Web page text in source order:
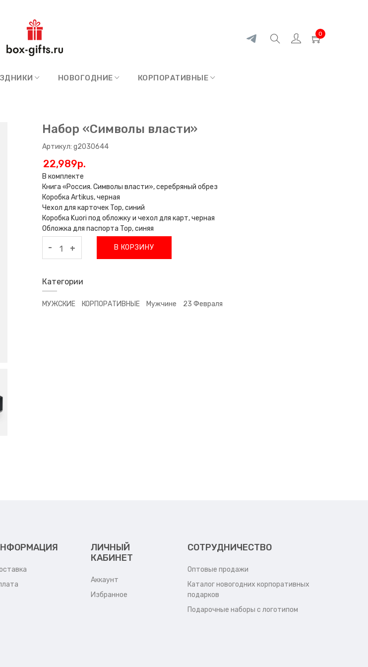
НОВОГОДНИЕ КОРПОРАТИВНЫЕ
0
Набор «Символы власти»
Артикул: g2030644
22,989p.
В комплекте
Книга «Россия. Символы власти», серебряный обрез
Коробка Artikus, черная
Чехол для карточек Top, синий
Коробка Kuori под обложку и чехол для карт, черная
Обложка для паспорта Top, синяя
- + В КОРЗИНУ
Категории
МУЖСКИЕ КОРПОРАТИВНЫЕ Мужчине 23 Февраля
ЛИЧНЫЙ
КАБИНЕТ
Аккаунт
Избранное
СОТРУДНИЧЕСТВО
Оптовые продажи
Каталог новогодних корпоративных
подарков
Подарочные наборы с логотипом